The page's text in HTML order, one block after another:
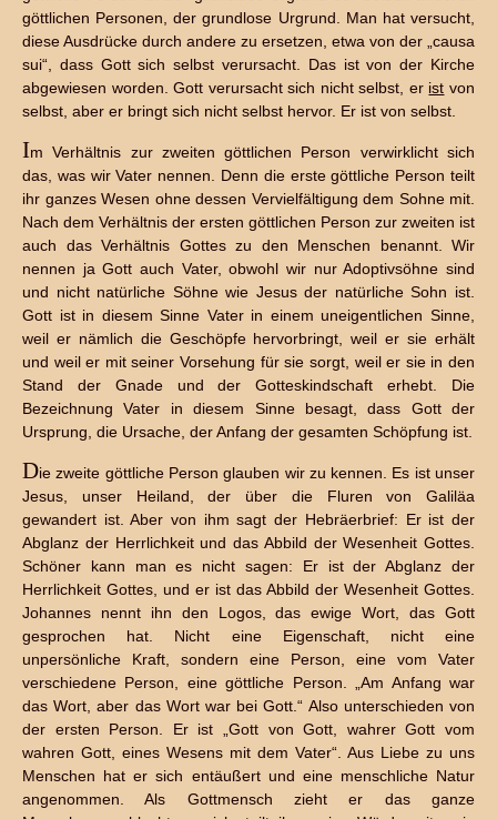
göttlichen Personen, der grundlose Urgrund. Man hat versucht,
diese Ausdrücke durch andere zu ersetzen, etwa von der „causa
sui“, dass Gott sich selbst verursacht. Das ist von der Kirche
abgewiesen worden. Gott verursacht sich nicht selbst, er ist von
selbst, aber er bringt sich nicht selbst hervor. Er ist von selbst.
Im Verhältnis zur zweiten göttlichen Person verwirklicht sich
das, was wir Vater nennen. Denn die erste göttliche Person teilt
ihr ganzes Wesen ohne dessen Vervielfältigung dem Sohne mit.
Nach dem Verhältnis der ersten göttlichen Person zur zweiten ist
auch das Verhältnis Gottes zu den Menschen benannt. Wir
nennen ja Gott auch Vater, obwohl wir nur Adoptivsöhne sind
und nicht natürliche Söhne wie Jesus der natürliche Sohn ist.
Gott ist in diesem Sinne Vater in einem uneigentlichen Sinne,
weil er nämlich die Geschöpfe hervorbringt, weil er sie erhält
und weil er mit seiner Vorsehung für sie sorgt, weil er sie in den
Stand der Gnade und der Gotteskindschaft erhebt. Die
Bezeichnung Vater in diesem Sinne besagt, dass Gott der
Ursprung, die Ursache, der Anfang der gesamten Schöpfung ist.
Die zweite göttliche Person glauben wir zu kennen. Es ist unser
Jesus, unser Heiland, der über die Fluren von Galiläa
gewandert ist. Aber von ihm sagt der Hebräerbrief: Er ist der
Abglanz der Herrlichkeit und das Abbild der Wesenheit Gottes.
Schöner kann man es nicht sagen: Er ist der Abglanz der
Herrlichkeit Gottes, und er ist das Abbild der Wesenheit Gottes.
Johannes nennt ihn den Logos, das ewige Wort, das Gott
gesprochen hat. Nicht eine Eigenschaft, nicht eine
unpersönliche Kraft, sondern eine Person, eine vom Vater
verschiedene Person, eine göttliche Person. „Am Anfang war
das Wort, aber das Wort war bei Gott.“ Also unterschieden von
der ersten Person. Er ist „Gott von Gott, wahrer Gott vom
wahren Gott, eines Wesens mit dem Vater“. Aus Liebe zu uns
Menschen hat er sich entäußert und eine menschliche Natur
angenommen. Als Gottmensch zieht er das ganze